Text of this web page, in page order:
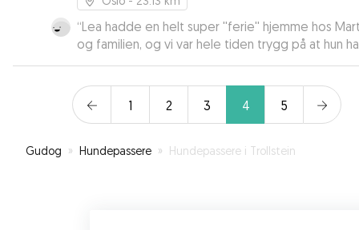
“Lea hadde en helt super ''ferie'' hjemme hos
og familien, og vi var hele tiden trygg på at hun
det bra.”
1 2 3 4 5
Gudog » Hundepassere » Hundepassere i Trollstein